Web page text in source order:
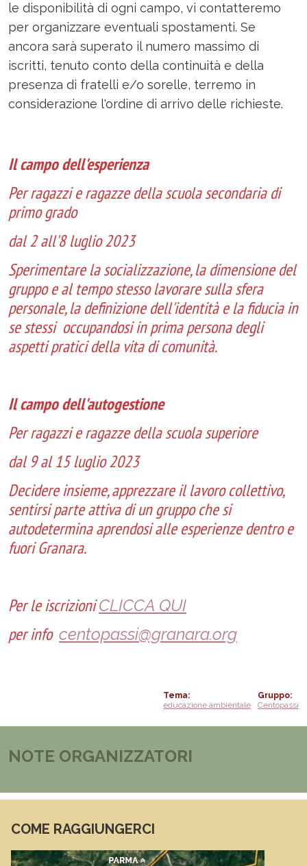
le disponibilità di ogni campo, vi contatteremo
per organizzare eventuali spostamenti. Se
ancora sarà superato il numero massimo di
iscritti, tenuto conto della continuità e della
presenza di fratelli e/o sorelle, terremo in
considerazione l'ordine di arrivo delle richieste.
Il campo dell'esperienza
Per ragazzi e ragazze della scuola secondaria di
primo grado
dal 2 all'8 luglio 2023
Sperimentare la socializzazione, la dimensione del
gruppo e al tempo stesso lavorare sulla sfera
personale, la definizione dell'identità e la fiducia in
se stessi occupandosi in prima persona degli
aspetti pratici della vita di comunità.
Il campo dell'autogestione
Per ragazzi e ragazze della scuola superiore
dal 9 al 15 luglio 2023
Decidere insieme, apprezzare il lavoro collettivo,
sentirsi parte attiva di un gruppo che si
autodetermina aprendosi alle esperienze dentro e
fuori Granara.
Per le iscrizioniCLICCA QUI
per info centopassi@granara.org
Gruppo
Centopassi
Tema
educazione ambientale
NOTE ORGANIZZATORI
COME RAGGIUNGERCI